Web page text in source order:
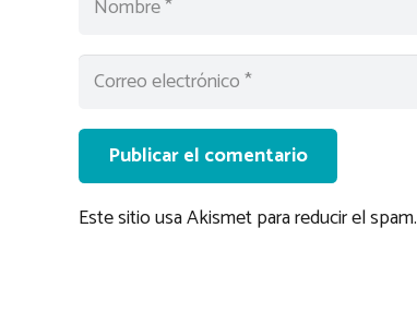
Publicar el comentario
Este sitio usa Akismet para reducir el spam.